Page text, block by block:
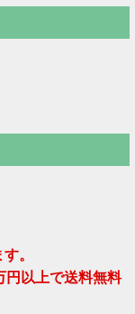
。
以上で送料無料